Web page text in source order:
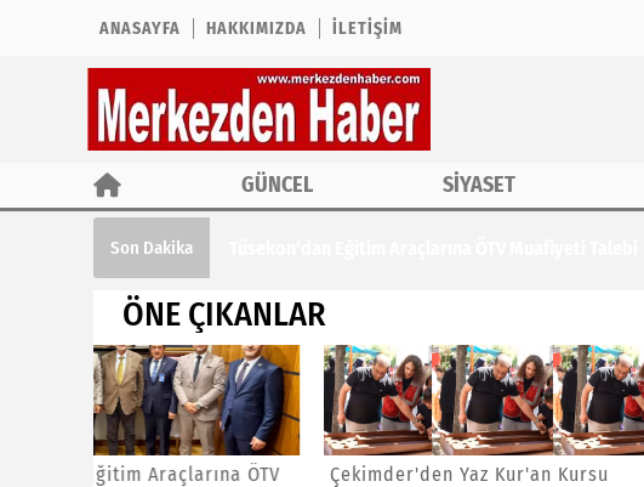
ANASAYFA HAKKIMIZDA İLETIŞIM
GÜNCEL SİYASET
Son Dakika
ÖNE ÇIKANLAR
Çekimder'den Yaz Kur'an Kursu
CHP İstanbul'da İlçe